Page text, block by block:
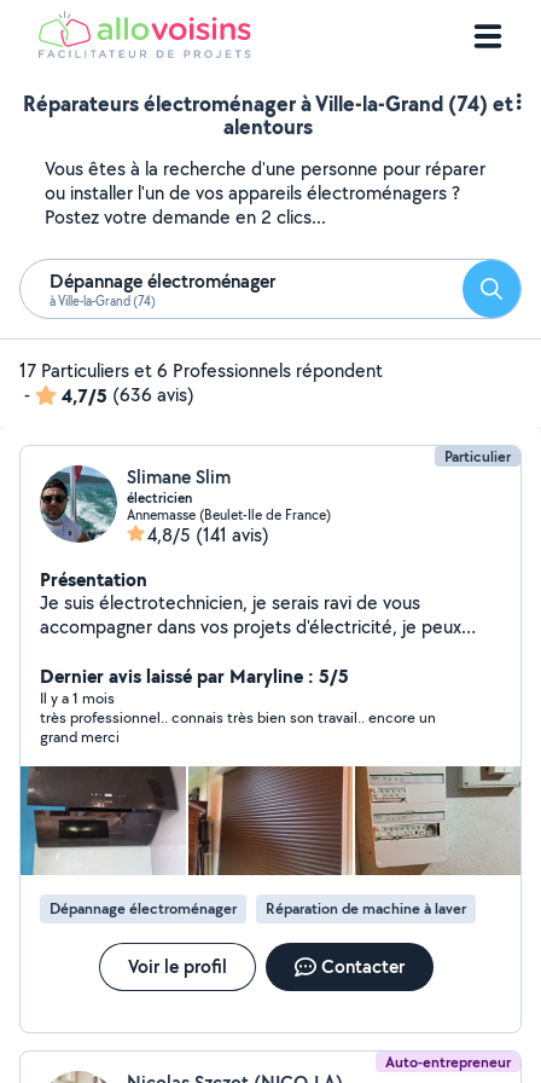
Réparateurs électroménager à Ville-la-Grand (74) et
alentours
Vous êtes à la recherche d'une personne pour réparer
ou installer l'un de vos appareils électroménagers ?
Postez votre demande en 2 clics...
Dépannage électroménager
à Ville-la-Grand (74)
17 Particuliers et 6 Professionnels répondent
-
4,7/5 (636 avis)
Particulier
Slimane Slim
électricien
Annemasse (Beulet-Ile de France)
4,8/5 (141 avis)
Présentation
Je suis électrotechnicien, je serais ravi de vous
accompagner dans vos projets d'électricité, je peux
! Je forme, conseil et accompagne jusqu'à
l'aboutissement. N'hésitez pas !
Dernier avis laissé par Maryline : 5/5
Il y a 1 mois
très professionnel.. connais très bien son travail.. encore un
grand merci
Dépannage électroménager Réparation de machine à laver
Voir le profil Contacter
Auto-entrepreneur